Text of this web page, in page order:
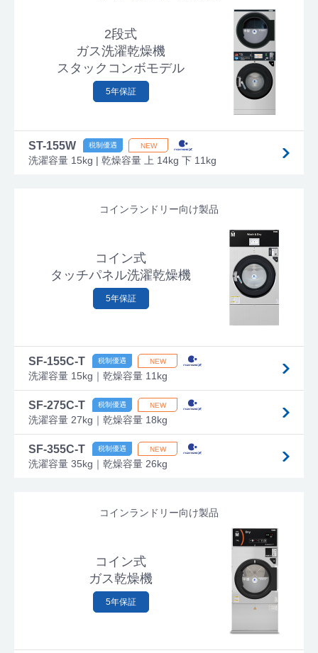
2段式
ガス洗濯乾燥機
スタックコンボモデル
5年保証
ST-155W
洗濯容量 15kg | 乾燥容量 上 14kg 下 11kg
コインランドリー向け製品
コイン式
タッチパネル洗濯乾燥機
5年保証
SF-155C-T
洗濯容量 15kg｜乾燥容量 11kg
SF-275C-T
洗濯容量 27kg｜乾燥容量 18kg
SF-355C-T
洗濯容量 35kg｜乾燥容量 26kg
コインランドリー向け製品
コイン式
ガス乾燥機
5年保証